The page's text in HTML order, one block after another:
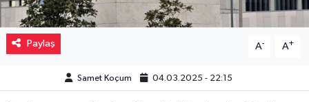
Paylaş A- A+
Samet Koçum 04.03.2025 - 22:15
Resmi İlanlar
Sağlık
Sinemalar